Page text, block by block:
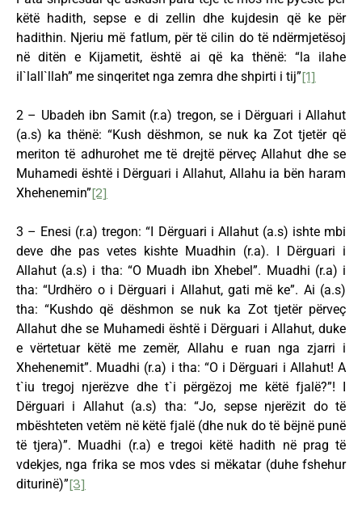
këtë hadith, sepse e di zellin dhe kujdesin që ke për
hadithin. Njeriu më fatlum, për të cilin do të ndërmjetësoj
në ditën e Kijametit, është ai që ka thënë: “la ilahe
il`lall`llah” me sinqeritet nga zemra dhe shpirti i tij”[1]
2 – Ubadeh ibn Samit (r.a) tregon, se i Dërguari i Allahut
(a.s) ka thënë: “Kush dëshmon, se nuk ka Zot tjetër që
meriton të adhurohet me të drejtë përveç Allahut dhe se
Muhamedi është i Dërguari i Allahut, Allahu ia bën haram
Xhehenemin”[2]
3 – Enesi (r.a) tregon: “I Dërguari i Allahut (a.s) ishte mbi
deve dhe pas vetes kishte Muadhin (r.a). I Dërguari i
Allahut (a.s) i tha: “O Muadh ibn Xhebel”. Muadhi (r.a) i
tha: “Urdhëro o i Dërguari i Allahut, gati më ke”. Ai (a.s)
tha: “Kushdo që dëshmon se nuk ka Zot tjetër përveç
Allahut dhe se Muhamedi është i Dërguari i Allahut, duke
e vërtetuar këtë me zemër, Allahu e ruan nga zjarri i
Xhehenemit”. Muadhi (r.a) i tha: “O i Dërguari i Allahut! A
t`iu tregoj njerëzve dhe t`i përgëzoj me këtë fjalë?”! I
Dërguari i Allahut (a.s) tha: “Jo, sepse njerëzit do të
mbështeten vetëm në këtë fjalë (dhe nuk do të bëjnë punë
të tjera)”. Muadhi (r.a) e tregoi këtë hadith në prag të
vdekjes, nga frika se mos vdes si mëkatar (duhe fshehur
diturinë)”[3]